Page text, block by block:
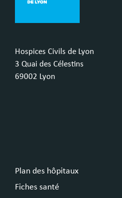
Hospices Civils de Lyon
3 Quai des Célestins
69002 Lyon
Plan des hôpitaux
Fiches santé